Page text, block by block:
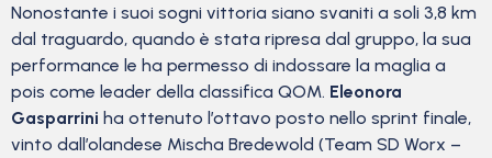
Nonostante i suoi sogni vittoria siano svaniti a soli 3,8 km
dal traguardo, quando è stata ripresa dal gruppo, la sua
performance le ha permesso di indossare la maglia a
pois come leader della classifica QOM. Eleonora
Gasparrini ha ottenuto l’ottavo posto nello sprint finale,
vinto dall’olandese Mischa Bredewold (Team SD Worx –